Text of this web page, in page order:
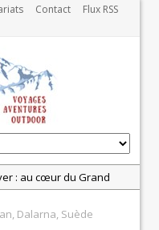
Contact
Flux RSS
: au cœur du Grand
Dalarna, Suède